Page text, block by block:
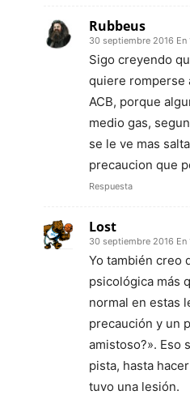
Rubbeus
30 septiembre 2016 En
Sigo creyendo
quiere romperse
ACB, porque
medio gas,
se le ve mas
precaucion que
Respuesta
Lost
30 septiembre 2016 En
Yo también creo
psicológica más
normal en estas
precaución y un
amistoso?». Eso
pista, hasta
tuvo una lesión.